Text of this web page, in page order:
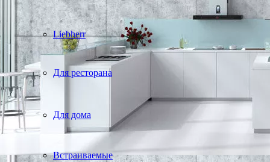
Liebherr
Для ресторана
Для дома
Встраиваемые